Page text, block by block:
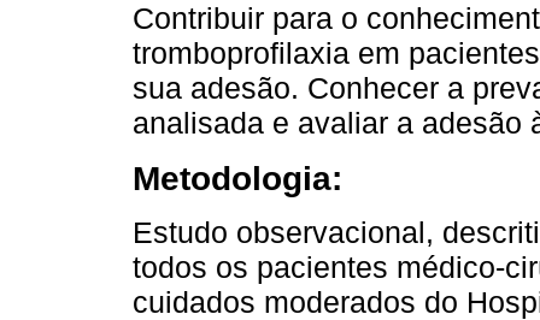
Contribuir para o
tromboprofilaxia em
sua adesão. Conhecer a
analisada e avaliar a adesão
Metodologia:
Estudo observacional,
todos os pacientes médico-
cuidados moderados do